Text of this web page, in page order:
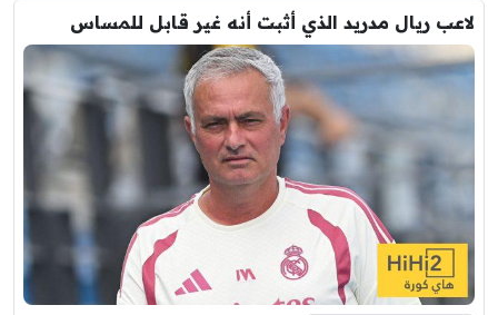
لاعب ريال مدريد الذي أثبت أنه غير قابل للمساس